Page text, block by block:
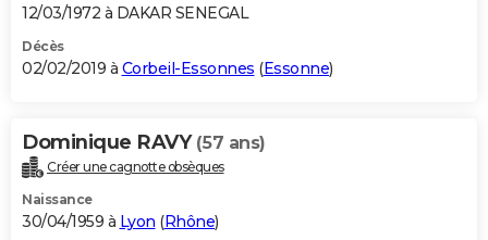
12/03/1972 à DAKAR SENEGAL
Décès
02/02/2019 à Corbeil-Essonnes (Essonne)
Dominique RAVY (57 ans)
Créer une cagnotte obsèques
Naissance
30/04/1959 à Lyon (Rhône)